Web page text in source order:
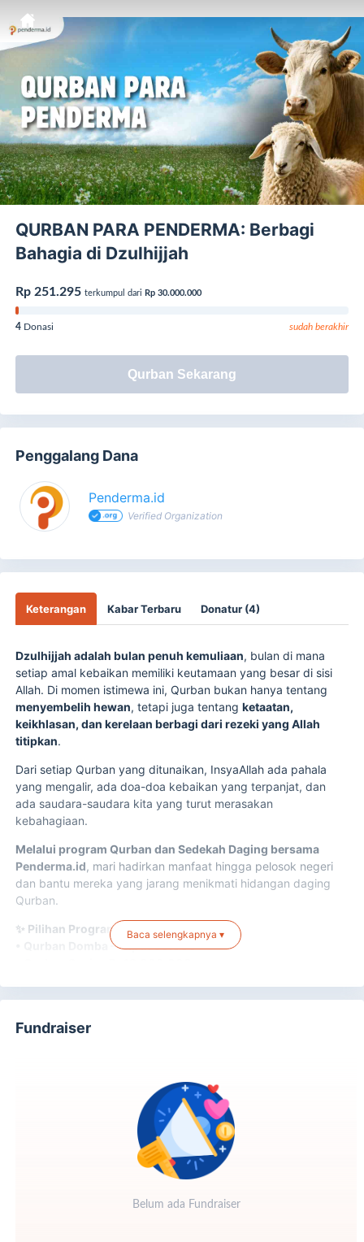
QURBAN PARA PENDERMA: Berbagi
Bahagia di Dzulhijjah
Rp 251.295 terkumpul dari Rp 30.000.000
4 Donasi sudah berakhir
Qurban Sekarang
Penggalang Dana
Penderma.id
Verified Organization
Keterangan Kabar Terbaru Donatur (4)
Dzulhijjah adalah bulan penuh kemuliaan, bulan di mana
setiap amal kebaikan memiliki keutamaan yang besar di sisi
Allah. Di momen istimewa ini, Qurban bukan hanya tentang
menyembelih hewan, tetapi juga tentangketaatan,
keikhlasan, dan kerelaan berbagi dari rezeki yang Allah
titipkan.
Dari setiap Qurban yang ditunaikan, InsyaAllah ada pahala
yang mengalir, ada doa-doa kebaikan yang terpanjat, dan
ada saudara-saudara kita yang turut merasakan
kebahagiaan.
Melalui program Qurban dan Sedekah Daging bersama
Penderma.id, mari hadirkan manfaat hingga pelosok negeri
dan bantu mereka yang jarang menikmati hidangan daging
Qurban.
✨ Pilihan Program Qurban:
• Qurban Domba — Rp1.750.000
Jawa, Aceh, NTB, NTT, dan Sulawesi Selatan.
Mari sempurnakan ikhtiar taat dengan menunaikan
Qurban terbaik tahun ini
Qurban kita, pahala untuk kita, bahagia untuk mereka.
Baca selengkapnya ▾
Fundraiser
Belum ada Fundraiser